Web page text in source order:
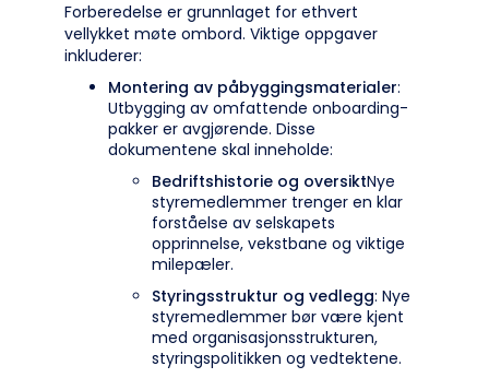
Forberedelse er grunnlaget for ethvert
vellykket møte ombord. Viktige oppgaver
inkluderer:
Montering av påbyggingsmaterialer:
Utbygging av omfattende onboarding-
pakker er avgjørende. Disse
dokumentene skal inneholde:
Bedriftshistorie og oversiktNye
styremedlemmer trenger en klar
forståelse av selskapets
opprinnelse, vekstbane og viktige
milepæler.
Styringsstruktur og vedlegg: Nye
styremedlemmer bør være kjent
med organisasjonsstrukturen,
styringspolitikken og vedtektene.